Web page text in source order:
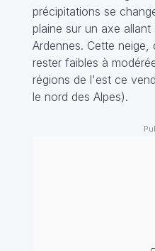
précipitations se
plaine sur un axe
Ardennes. Cette
rester faibles à
régions de l'est ce
le nord des Alpes).